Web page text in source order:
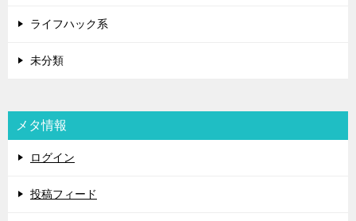
ライフハック系
未分類
メタ情報
ログイン
投稿フィード